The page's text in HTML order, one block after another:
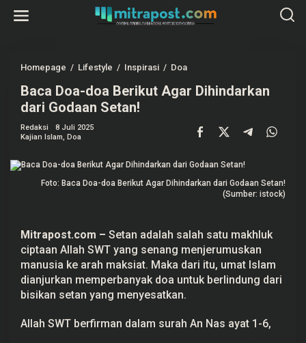
Homepage / Lifestyle / Inspirasi / Doa
c
a
o
a
B
u
t
A
g
r
Baca Doa-doa Berikut Agar Dihindarkan
dari Godaan Setan!
Redaksi
8 Juli 2025
Kajian Islam, Doa
Foto: Baca Doa-doa Berikut Agar Dihindarkan dari Godaan Setan!
(Sumber: istock)
Mitrapost.com – Setan adalah salah satu makhluk
ciptaan Allah SWT yang senang menjerumuskan
manusia ke arah maksiat. Maka dari itu, umat Islam
dianjurkan memperbanyak doa untuk berlindung dari
bisikan setan yang menyesatkan.
Allah SWT berfirman dalam surah An Nas ayat 1-6,